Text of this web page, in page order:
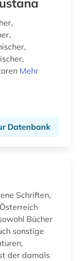
Mehr
Datenbank
Schriften,
Bücher
sonstige
der damals